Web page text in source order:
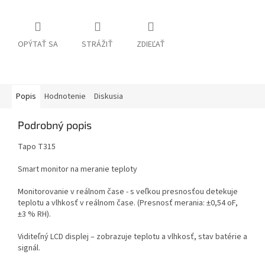
OPÝTAŤ SA STRÁŽIŤ ZDIEĽAŤ
Popis Hodnotenie Diskusia
Podrobný popis
Tapo T315
Smart monitor na meranie teploty
Monitorovanie v reálnom čase - s veľkou presnosťou detekuje
teplotu a vlhkosť v reálnom čase. (Presnosť merania: ±0,54 oF,
±3 % RH).
Viditeľný LCD displej – zobrazuje teplotu a vlhkosť, stav batérie a
signál.